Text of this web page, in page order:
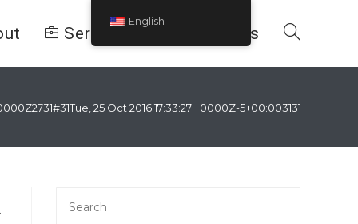
Services Contac Us
25 Oct 2016 17:33:27 +0000Z-
this
English